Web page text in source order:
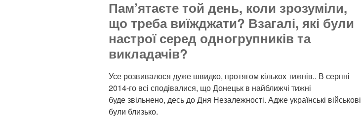
Пам’ятаєте той день, коли зрозуміли,
що треба виїжджати? Взагалі, які були
настрої серед одногрупників та
викладачів?
Усе розвивалося дуже швидко, протягом кількох тижнів.. В серпні
2014-го всі сподівалися, що Донецьк в найближчі тижні
буде звільнено, десь до Дня Незалежності. Адже українські військові
були близько.